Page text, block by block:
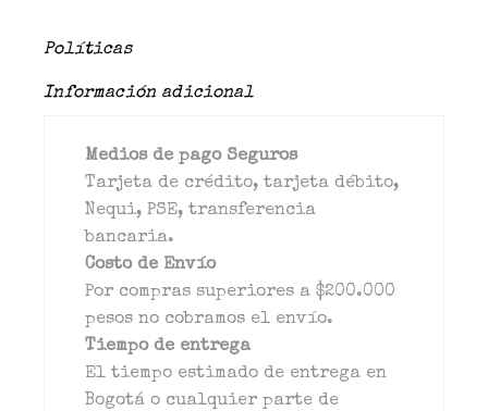
Políticas
Información adicional
Medios de pago Seguros
Tarjeta de crédito, tarjeta débito,
Nequi, PSE, transferencia
bancaria.
Costo de Envío
Por compras superiores a $200.000
pesos no cobramos el envío.
Tiempo de entrega
El tiempo estimado de entrega en
Bogotá o cualquier parte de